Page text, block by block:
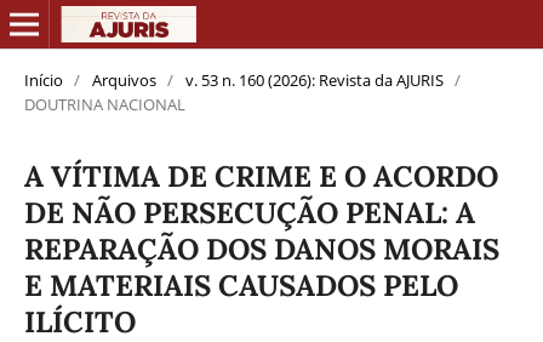
Início / Arquivos / v. 53 n. 160 (2026): Revista da AJURIS /
DOUTRINA NACIONAL
A VÍTIMA DE CRIME E O ACORDO
DE NÃO PERSECUÇÃO PENAL: A
REPARAÇÃO DOS DANOS MORAIS
E MATERIAIS CAUSADOS PELO
ILÍCITO